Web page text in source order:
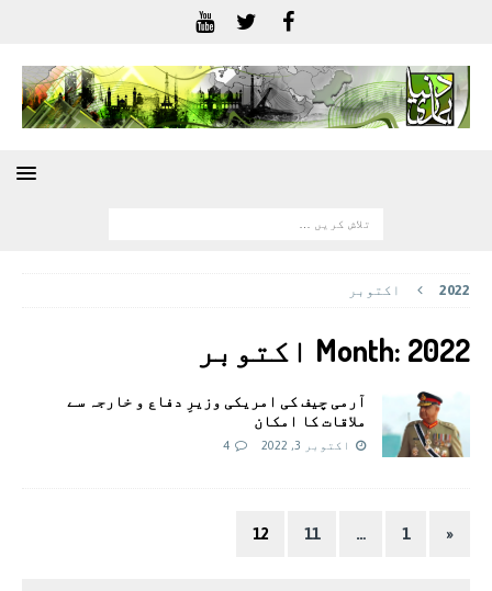
2022 اکتوبر
Month: 2022 اکتوبر
آرمی چیف کی امریکی وزیرِ دفاع و خارجہ سے
ملاقات کا امکان
اکتوبر 3, 2022 4
«
1
…
11
12